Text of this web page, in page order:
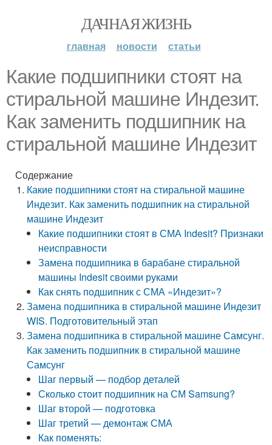
ДАЧНАЯ ЖИЗНЬ
главная новости статьи
Какие подшипники стоят на
стиральной машине Индезит.
Как заменить подшипник на
стиральной машине Индезит
Содержание
Какие подшипники стоят на стиральной машине
Индезит. Как заменить подшипник на стиральной
машине Индезит
Какие подшипники стоят в СМА Indesit? Признаки
неисправности
Замена подшипника в барабане стиральной
машины Indesit своими руками
Как снять подшипник с СМА «Индезит»?
Замена подшипника в стиральной машине Индезит
WIS. Подготовительный этап
Замена подшипника в стиральной машине Самсунг.
Как заменить подшипник в стиральной машине
Самсунг
Шаг первый — подбор деталей
Сколько стоит подшипник на СМ Samsung?
Шаг второй — подготовка
Шаг третий — демонтаж СМА
Как поменять: